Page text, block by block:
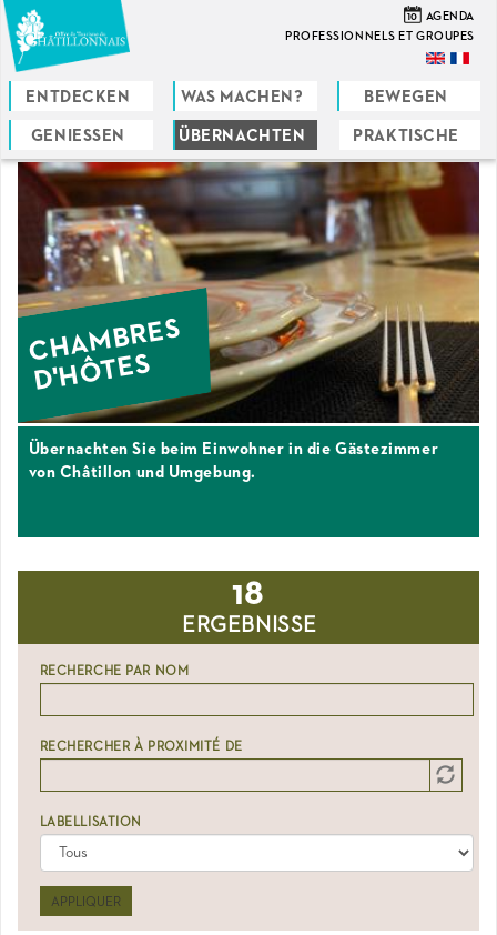
Direkt
zum
Inhalt
10
AGENDA
PROFESSIONNELS ET GROUPES
ENTDECKEN WAS MACHEN? BEWEGEN
GENIESSEN ÜBERNACHTEN PRAKTISCHE
Sie
sind
hier
CHAMBRES
D'HÔTES
Übernachten Sie beim Einwohner in die Gästezimmer
von Châtillon und Umgebung.
18
ERGEBNISSE
RECHERCHE PAR NOM
RECHERCHER À PROXIMITÉ DE
LABELLISATION
APPLIQUER